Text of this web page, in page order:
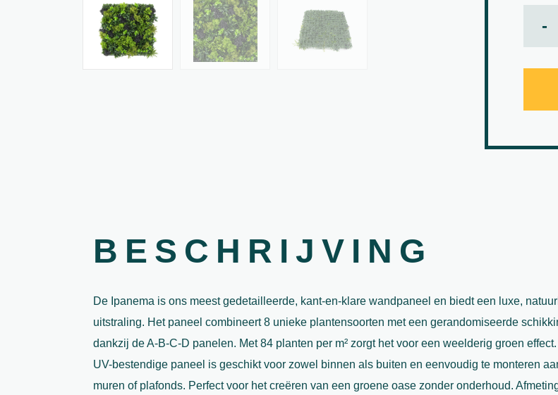
-
BESCHRIJVING
De Ipanema is ons meest gedetailleerde, kant-en-klare wandpaneel en biedt een luxe,
uitstraling. Het paneel combineert 8 unieke plantensoorten met een gerandomiseerde
dankzij de A-B-C-D panelen. Met 84 planten per m² zorgt het voor een weelderig groen
UV-bestendige paneel is geschikt voor zowel binnen als buiten en eenvoudig te monteren
muren of plafonds. Perfect voor het creëren van een groene oase zonder onderhoud.